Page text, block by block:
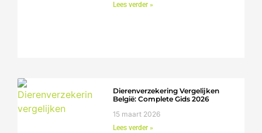
Lees verder »
Dierenverzekering Vergelijken
België: Complete Gids 2026
15 maart 2026
Lees verder »